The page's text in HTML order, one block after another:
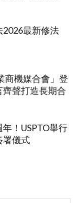
最新修法
商機媒合會」登
聲打造長期合
！USPTO舉行
署儀式